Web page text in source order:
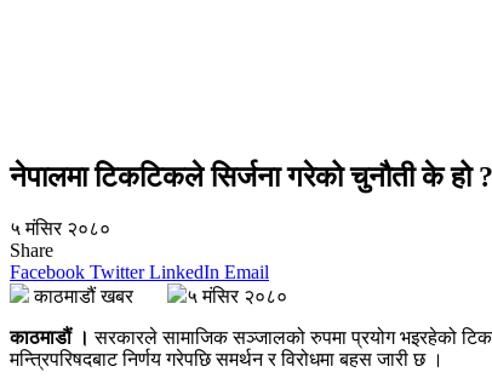
नेपालमा टिकटिकले सिर्जना गरेको चुनौती के हो ?
५ मंसिर २०८०
Share
Facebook Twitter LinkedIn Email
काठमाडौं खबर
५ मंसिर २०८०
काठमाडौं । सरकारले सामाजिक सञ्जालको रुपमा प्रयोग भइरहेको
मन्त्रिपरिषदबाट निर्णय गरेपछि समर्थन र विरोधमा बहस जारी छ ।